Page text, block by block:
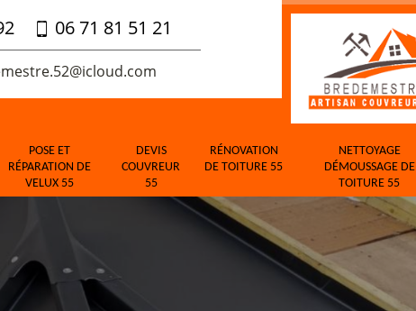
06 71 81 51 21
POSE ET
RÉPARATION DE
VELUX 55
DEVIS
COUVREUR
55
RÉNOVATION
DE TOITURE 55
NETTOYAGE
DÉMOUSSAGE DE
TOITURE 55